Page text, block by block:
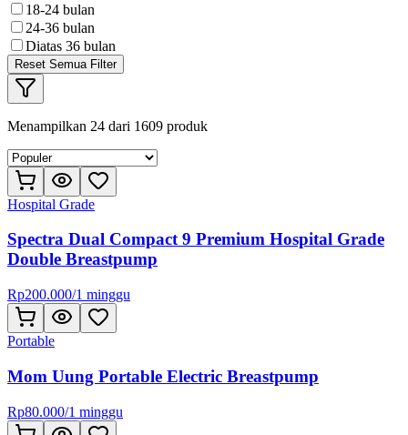
18-24 bulan
24-36 bulan
Diatas 36 bulan
Reset Semua Filter
Menampilkan 24 dari 1609 produk
Hospital Grade
Spectra Dual Compact 9 Premium Hospital Grade
Double Breastpump
Rp200.000/1 minggu
Portable
Mom Uung Portable Electric Breastpump
Rp80.000/1 minggu